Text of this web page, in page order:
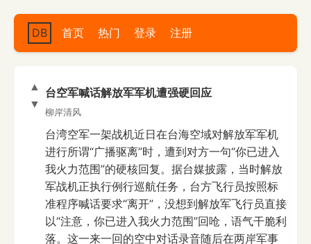
DB 首页 热门 登录 注册
▲
▼
台空军喊话解放军军机遭强硬回应
柳岸清风
台湾空军一架战机近日在台海空域对解放军军机
进行所谓“广播驱离”时，遭到对方一句“你已进入
我火力范围”的硬核回复。据台媒披露，当时解放
军战机正执行例行巡航任务，台方飞行员按照标
准程序喊话要求“离开”，没想到解放军飞行员直接
以“注意，你已进入我火力范围”回呛，语气干脆利
落。这一来一回的空中对话录音随后在两岸军事